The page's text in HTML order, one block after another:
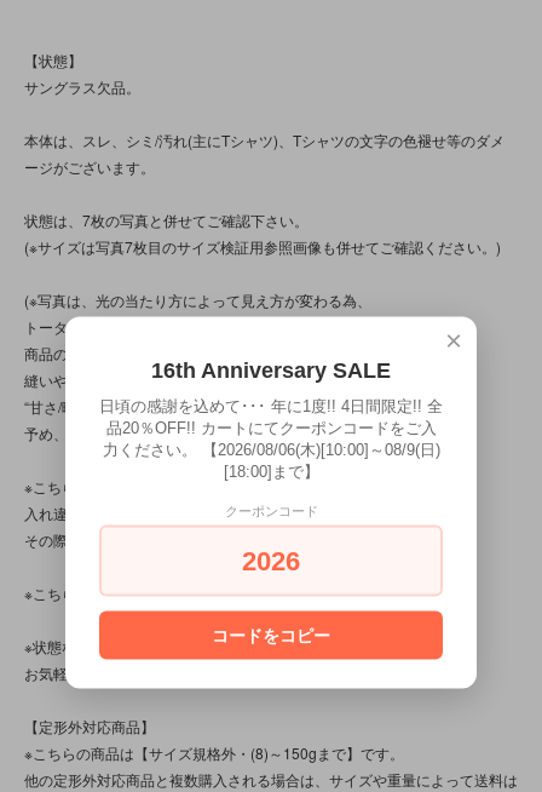
【状態】
サングラス欠品。
本体は、スレ、シミ/汚れ(主にTシャツ)、Tシャツの文字の色褪せ等のダメ
ージがございます。
状態は、7枚の写真と併せてご確認下さい。
(※サイズは写真7枚目のサイズ検証用参照画像も併せてご確認ください。)
(※写真は、光の当たり方によって見え方が変わる為、
トータル的に判断頂けると幸いです。
商品の特性/性質上、上記の問題以前に、
縫いや玉止め、接着等に
“甘さ/曖昧”差が見られる商品です。
予め、ご了承下さいませ。)
※こちらの商品は店頭でも販売しています。
入れ違いで完売してしまう場合がございます。
その際はご容赦下さいませ。
※こちらの商品は、中古・ヴィンテージ品です。
※状態など分かり辛い点、気になる点、不明点がございましたら、
お気軽にお問い合わせ下さい。
【定形外対応商品】
※こちらの商品は【サイズ規格外・(8)～150gまで】です。
他の定形外対応商品と複数購入される場合は、サイズや重量によって送料は
×
16th Anniversary SALE
日頃の感謝を込めて･･･ 年に1度!! 4日間限定!! 全
品20％OFF!! カートにてクーポンコードをご入
力ください。 【2026/08/06(木)[10:00]～08/9(日)
[18:00]まで】
クーポンコード
2026
コードをコピー